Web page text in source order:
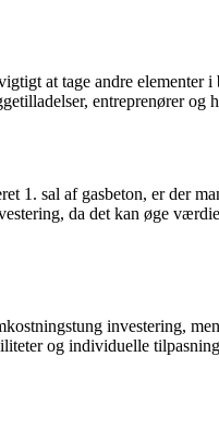
at tage andre
entreprenører
1. sal af gasbeton, er der
da det kan øge
investering,
og individuelle